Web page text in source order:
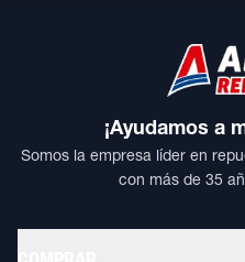
¡Ayudamos a
Somos la empresa líder en
con más de 35